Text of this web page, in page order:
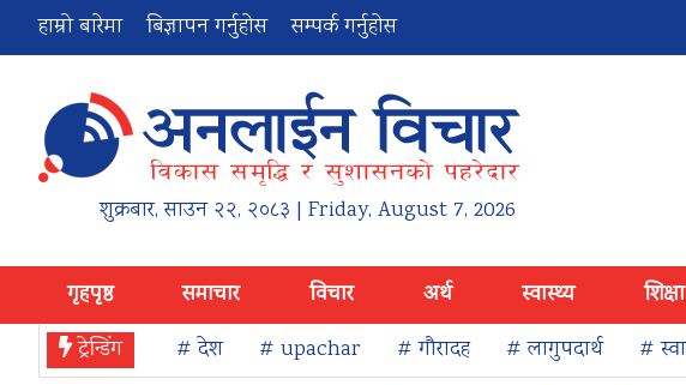
हाम्रो बारेमा बिज्ञापन गर्नुहोस सम्पर्क गर्नुहोस
शुक्रबार,साउन २२, २०८३ | Friday, August 7, 2026
गृहपृष्ठ समाचार विचार अर्थ स्वास्थ्य
ट्रेन्डिंग
# देश # upachar # गौरादह # लागुपदार्थ #